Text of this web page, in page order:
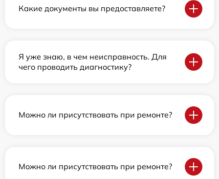
Какие документы вы предоставляете?
Я уже знаю, в чем неисправность. Для
чего проводить диагностику?
Можно ли присутствовать при ремонте?
Можно ли присутствовать при ремонте?